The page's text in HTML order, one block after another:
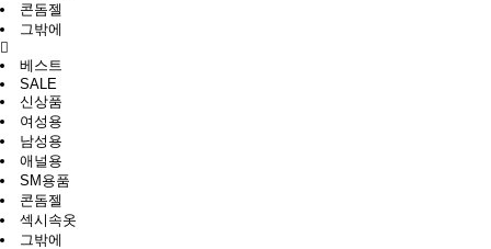
콘돔젤
그밖에
베스트
SALE
신상품
여성용
남성용
애널용
SM용품
콘돔젤
섹시속옷
그밖에